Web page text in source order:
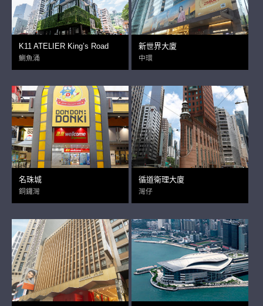
K11 ATELIER King’s Road
鰂魚涌
新世界大廈
中環
名珠城
銅鑼灣
循道衛理大廈
灣仔